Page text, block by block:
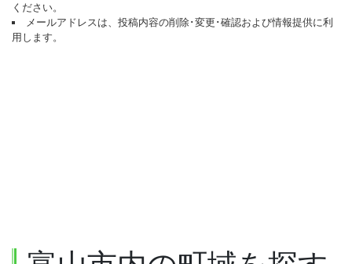
ください。
メールアドレスは、投稿内容の削除･変更･確認および情報提供に利
用します。